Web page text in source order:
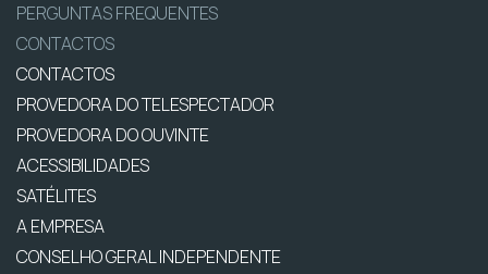
PERGUNTAS FREQUENTES
CONTACTOS
CONTACTOS
PROVEDORA DO TELESPECTADOR
PROVEDORA DO OUVINTE
ACESSIBILIDADES
SATÉLITES
A EMPRESA
CONSELHO GERAL INDEPENDENTE